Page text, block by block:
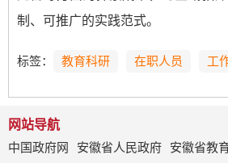
制、可推广的实践范式。
标签： 教育科研 在职人员 工
网站导航
中国政府网
安徽省人民政府 安徽省教